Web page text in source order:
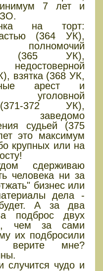
7 лет и
на торт:
(364 УК),
(365 УК),
взятка (368 УК,
арест и
уголовной
(371-372 УК),
заведомо
судьей (375
это максимум
крупных или на
сдерживаю
человека ни за
бизнес или
дела -
А за два
подброс двух
чем за сами
их подбросили
мне?
случится чудо и